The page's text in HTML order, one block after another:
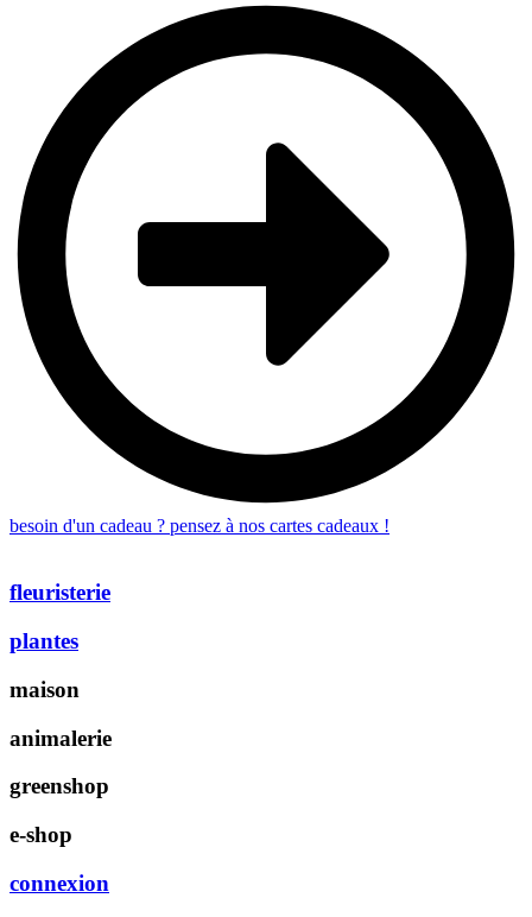
besoin d'un cadeau ? pensez à nos cartes cadeaux !
fleuristerie
plantes
maison
animalerie
greenshop
e-shop
connexion